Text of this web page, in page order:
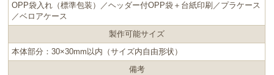
OPP袋入れ（標準包装）／ヘッダー付OPP袋＋台紙印刷／プラケース
／ベロアケース
製作可能サイズ
本体部分：30×30mm以内（サイズ内自由形状）
備考